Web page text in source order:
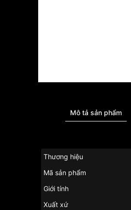
Mô tả sản phẩm
Thương hiệu
Mã sản phẩm
Giới tính
Xuất xứ